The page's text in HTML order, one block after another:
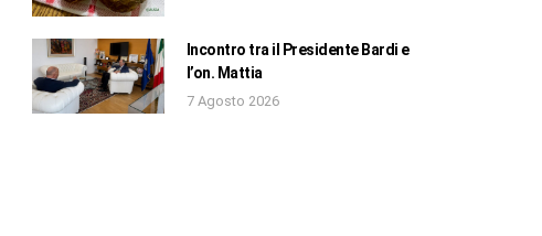
Incontro tra il Presidente Bardi e
l’on. Mattia
7 Agosto 2026